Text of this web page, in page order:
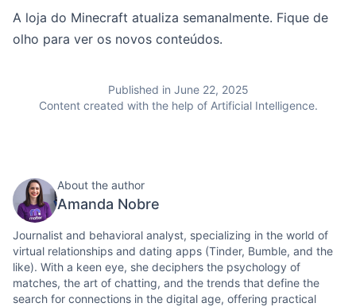
A loja do Minecraft atualiza semanalmente. Fique de
olho para ver os novos conteúdos.
Published in June 22, 2025
Content created with the help of Artificial Intelligence.
About the author
Amanda Nobre
Journalist and behavioral analyst, specializing in the world of
virtual relationships and dating apps (Tinder, Bumble, and the
like). With a keen eye, she deciphers the psychology of
matches, the art of chatting, and the trends that define the
search for connections in the digital age, offering practical